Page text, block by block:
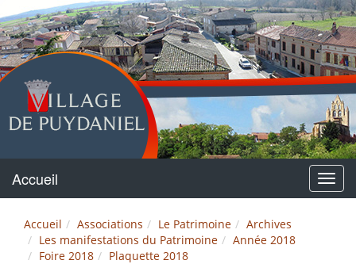
Puydaniel
Menu
Accueil
Accueil Associations Le Patrimoine
Archives
Les manifestations du Patrimoine
Année 2018
Foire 2018
Plaquette 2018